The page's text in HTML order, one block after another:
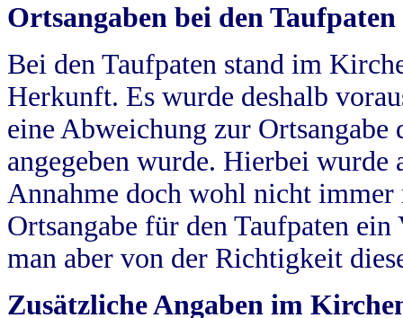
Ortsangaben bei den Taufpaten
Bei den Taufpaten stand im
Herkunft. Es wurde deshalb
eine Abweichung zur
angegeben wurde. Hierbei wurde
Annahme doch wohl nicht
Ortsangabe für den Taufpaten
man aber von der Richtigkeit
Zusätzliche Angaben im